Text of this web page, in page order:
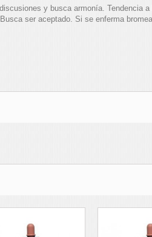
y busca armonía. Tendencia a
ser aceptado. Si se enferma